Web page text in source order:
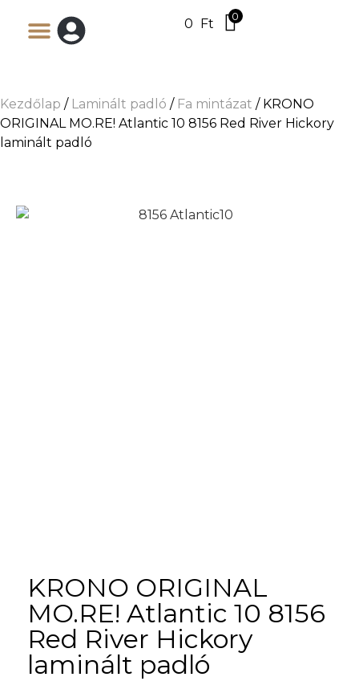
0 Ft 0
Kezdőlap / Laminált padló / Fa mintázat / KRONO
ORIGINAL MO.RE! Atlantic 10 8156 Red River Hickory
laminált padló
KRONO ORIGINAL
MO.RE! Atlantic 10 8156
Red River Hickory
laminált padló